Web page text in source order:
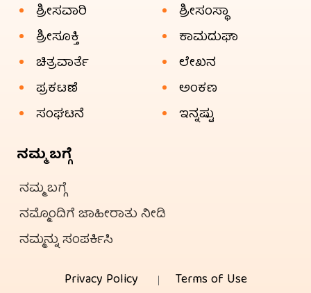
ಶ್ರೀಸವಾರಿ
ಶ್ರೀಸಂಸ್ಥಾ
ಶ್ರೀಸೂಕ್ತಿ
ಕಾಮದುಘಾ
ಚಿತ್ರವಾರ್ತೆ
ಲೇಖನ
ಪ್ರಕಟಣೆ
ಅಂಕಣ
ಸಂಘಟನೆ
ಇನ್ನಷ್ಟು
ನಮ್ಮ ಬಗ್ಗೆ
ನಮ್ಮ ಬಗ್ಗೆ
ನಮ್ಮೊಂದಿಗೆ ಜಾಹೀರಾತು ನೀಡಿ
ನಮ್ಮನ್ನು ಸಂಪರ್ಕಿಸಿ
Privacy Policy
Terms of Use